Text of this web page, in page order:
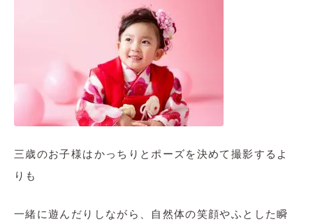
三歳のお子様はかっちりとポーズを決めて撮影するよ
りも
一緒に遊んだりしながら、自然体の笑顔やふとした瞬